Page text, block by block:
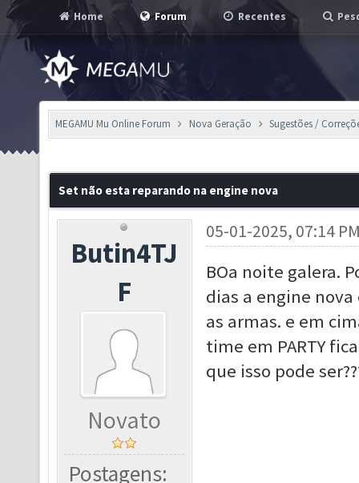
Home Forum Recentes
MEGAMU Mu Online Forum Nova Geração Sugestões /
Set não esta reparando na engine nova
Butin4TJ
F
Novato
Postagens:
05-01-2025, 07:14
BOa noite galera.
dias a engine
as armas. e em
time em PARTY
que isso pode